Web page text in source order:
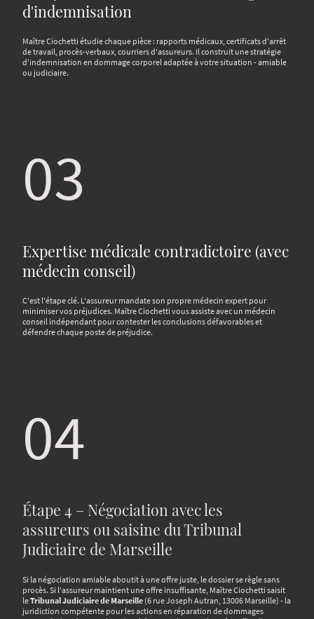
d'indemnisation
Maître Ciochetti étudie chaque pièce : rapports médicaux, certificats d'arrêt
de travail, procès-verbaux, courriers d'assureurs. Il construit une stratégie
d'indemnisation en dommage corporel adaptée à votre situation - amiable
ou judiciaire.
03
Expertise médicale contradictoire (avec
médecin conseil)
C'est l'étape clé. L'assureur mandate son propre médecin expert pour
minimiser vos préjudices. Maître Ciochetti vous assiste avec un médecin
conseil indépendant pour contester les conclusions défavorables et
défendre chaque poste de préjudice.
04
Étape 4 – Négociation avec les
assureurs ou saisine du Tribunal
Judiciaire de Marseille
Si la négociation amiable aboutit à une offre juste, le dossier se règle sans
procès. Si l'assureur maintient une offre insuffisante, Maître Ciochetti saisit
leTribunal Judiciaire de Marseille (6 rue Joseph Autran, 13006 Marseille) - la
juridiction compétente pour les actions en réparation de dommages